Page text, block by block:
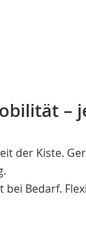
–
der Kiste.
Bedarf.